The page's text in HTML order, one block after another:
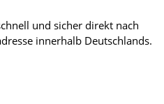
und sicher direkt nach
innerhalb Deutschlands.